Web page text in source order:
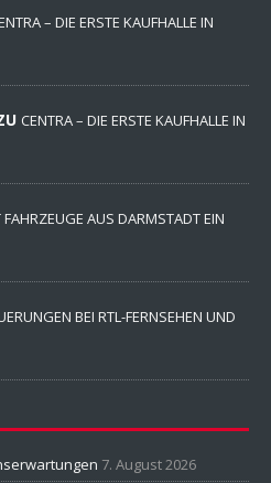
– DIE ERSTE KAUFHALLE IN
CENTRA – DIE ERSTE KAUFHALLE IN
FAHRZEUGE AUS DARMSTADT EIN
BEI RTL-FERNSEHEN UND
7. August 2026